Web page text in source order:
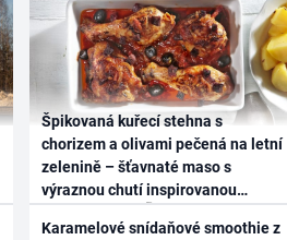
Špikovaná kuřecí stehna s
chorizem a olivami pečená na letní
zelenině – šťavnaté maso s
výraznou chutí inspirovanou
Karamelové snídaňové smoothie z